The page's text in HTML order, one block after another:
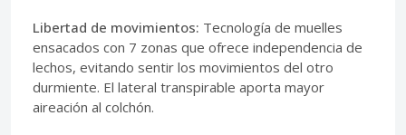
Libertad de movimientos: Tecnología de muelles
ensacados con 7 zonas que ofrece independencia de
lechos, evitando sentir los movimientos del otro
durmiente. El lateral transpirable aporta mayor
aireación al colchón.